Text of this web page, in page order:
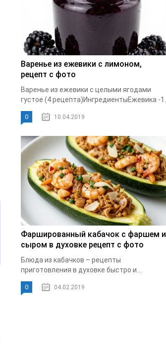
Варенье из ежевики с лимоном,
рецепт с фото
Варенье из ежевики с целыми ягодами
густое (4 рецепта)ИнгредиентыЕжевика -1...
0 10.04.2019
Фаршированный кабачок с фаршем и
сыром в духовке рецепт с фото
Блюда из кабачков – рецепты
приготовления в духовке быстро и...
0 04.02.2019